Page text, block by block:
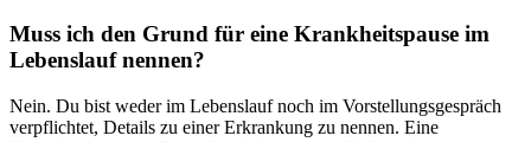
Muss ich den Grund für eine Krankheitspause im
Lebenslauf nennen?
Nein. Du bist weder im Lebenslauf noch im Vorstellungsgespräch
verpflichtet, Details zu einer Erkrankung zu nennen. Eine